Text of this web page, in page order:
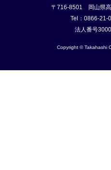
〒716-8501 岡山県
Tel：0866-21-
法人番号
Copyright © Takahashi